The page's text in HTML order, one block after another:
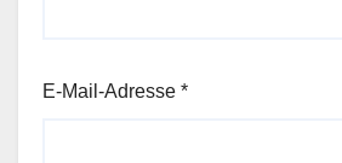
E-Mail-Adresse *